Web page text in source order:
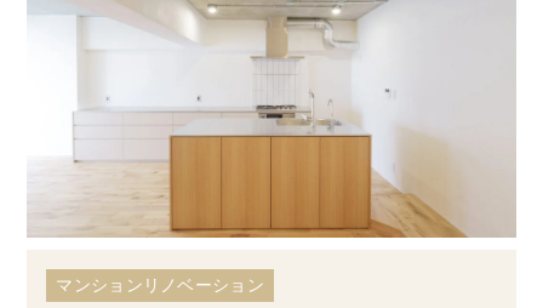
マンションリノベーション